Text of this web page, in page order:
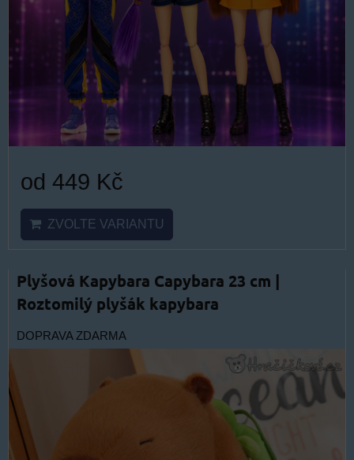
od 449 Kč
ZVOLTE VARIANTU
Plyšová Kapybara Capybara 23 cm |
Roztomilý plyšák kapybara
DOPRAVA ZDARMA